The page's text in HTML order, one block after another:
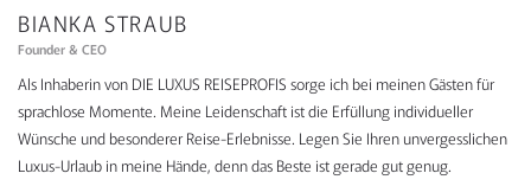
BIANKA STRAUB
Founder & CEO
Als Inhaberin von DIE LUXUS REISEPROFIS sorge ich bei meinen Gästen für
sprachlose Momente. Meine Leidenschaft ist die Erfüllung individueller
Wünsche und besonderer Reise-Erlebnisse. Legen Sie Ihren unvergesslichen
Luxus-Urlaub in meine Hände, denn das Beste ist gerade gut genug.